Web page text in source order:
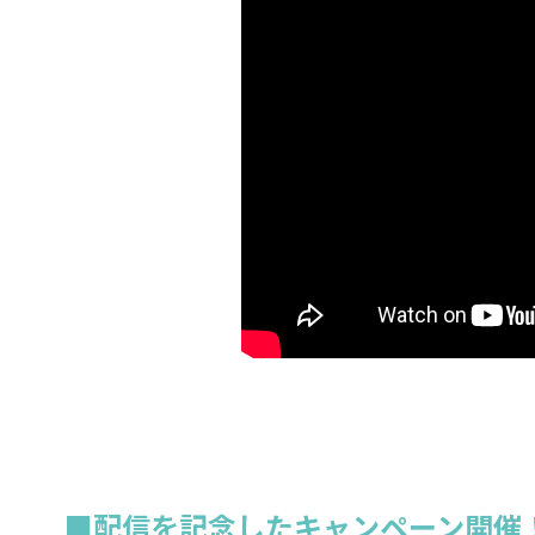
■配信を記念したキャンペーン開催